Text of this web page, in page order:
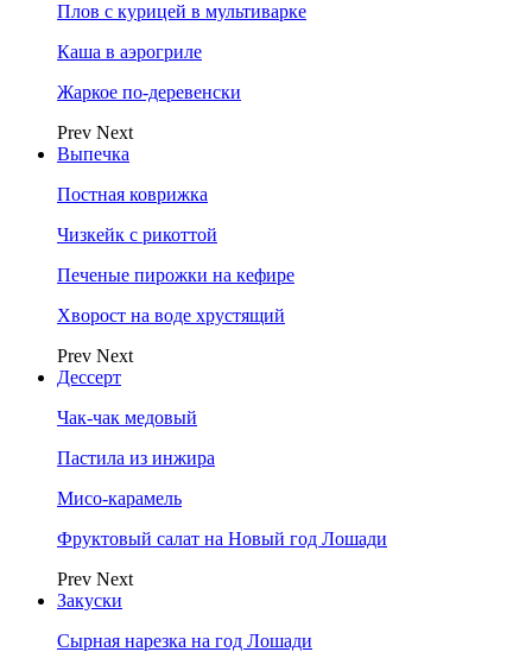
Плов с курицей в мультиварке
Каша в аэрогриле
Жаркое по-деревенски
Prev Next
Выпечка
Постная коврижка
Чизкейк с рикоттой
Печеные пирожки на кефире
Хворост на воде хрустящий
Prev Next
Дессерт
Чак-чак медовый
Пастила из инжира
Мисо-карамель
Фруктовый салат на Новый год Лошади
Prev Next
Закуски
Сырная нарезка на год Лошади